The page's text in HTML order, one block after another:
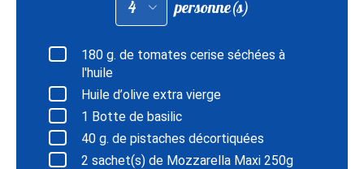
les
quantités
pour
personne(s)
180 g. de tomates cerise séchées à
l'huile
Huile d’olive extra vierge
1 Botte de basilic
40 g. de pistaches décortiquées
2 sachet(s) de Mozzarella Maxi 250g